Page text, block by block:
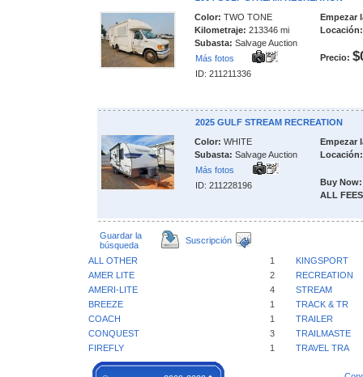
Color: TWO TONE
Kilometraje: 213346 mi
Subasta: Salvage Auction
Más fotos
ID: 211211336
Empezar
Locación:
Precio:
2025 GULF STREAM RECREATION
Color: WHITE
Subasta: Salvage Auction
Más fotos
ID: 211228196
Empezar
Locación:
Buy Now:
ALL
Guardar la
búsqueda
Suscripción
ALL OTHER 1
KINGSPORT
AMER LITE
2
RECREATION
AMERI-LITE
4
STREAM
BREEZE
1
TRACK & TR
COACH
1
TRAILER
CONQUEST
3
TRAILMASTE
FIREFLY
1 TRAVEL TRA